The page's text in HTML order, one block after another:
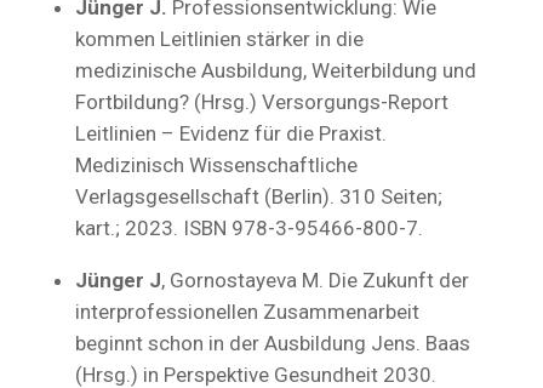
Jünger J. Professionsentwicklung: Wie
kommen Leitlinien stärker in die
medizinische Ausbildung, Weiterbildung und
Fortbildung? (Hrsg.) Versorgungs-Report
Leitlinien – Evidenz für die Praxist.
Medizinisch Wissenschaftliche
Verlagsgesellschaft (Berlin). 310 Seiten;
kart.; 2023. ISBN 978-3-95466-800-7.
Jünger J, Gornostayeva M. Die Zukunft der
interprofessionellen Zusammenarbeit
beginnt schon in der Ausbildung Jens. Baas
(Hrsg.) in Perspektive Gesundheit 2030.